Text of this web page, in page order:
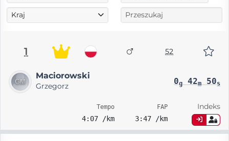
Kraj
1 52
Maciorowski
Grzegorz 0g42m50s
Tempo
4:07 /km
FAP
3:47 /km
Indeks